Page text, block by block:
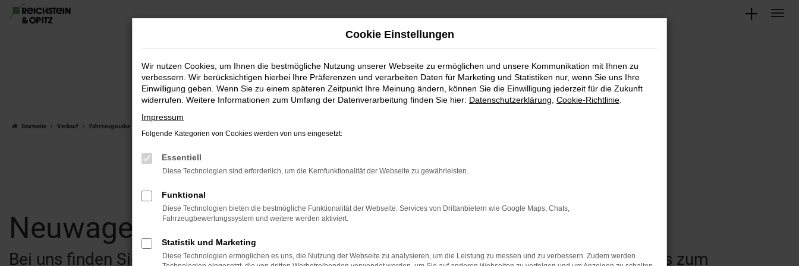
Zum
Startseite Verkauf Fahrzeugsuche
Neuwagen & Gebrauchtwagen
Bei uns finden Sie eine breite Auswahl an verschiedenen Fahrzeugen - vom Kleinwagen bis zum
Cookie Einstellungen
Wir nutzen Cookies, um Ihnen die bestmögliche Nutzung unserer Webseite zu ermöglichen und unsere Kommunikation mit Ihnen zu
verbessern. Wir berücksichtigen hierbei Ihre Präferenzen und verarbeiten Daten für Marketing und Statistiken nur, wenn Sie uns Ihre
Einwilligung geben. Wenn Sie zu einem späteren Zeitpunkt Ihre Meinung ändern, können Sie die Einwilligung jederzeit für die Zukunft
widerrufen. Weitere Informationen zum Umfang der Datenverarbeitung finden Sie hier: Datenschutzerklärung Cookie-Richtlinie
Impressum
Folgende Kategorien von Cookies werden von uns eingesetzt:
Essentiell
Diese Technologien sind erforderlich, um die Kernfunktionalität der Webseite zu gewährleisten.
Funktional
Diese Technologien bieten die bestmögliche Funktionalität der Webseite. Services von Drittanbietern wie Google Maps, Chats,
Fahrzeugbewertungssystem und weitere werden aktiviert.
Statistik und Marketing
Diese Technologien ermöglichen es uns, die Nutzung der Webseite zu analysieren, um die Leistung zu messen und zu verbessern. Zudem werden